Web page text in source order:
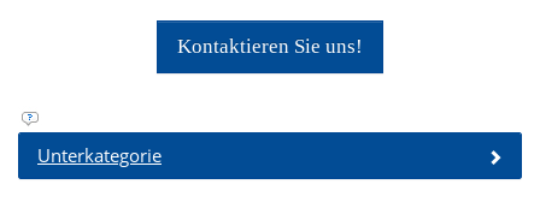
Kontaktieren Sie uns!
Unterkategorie